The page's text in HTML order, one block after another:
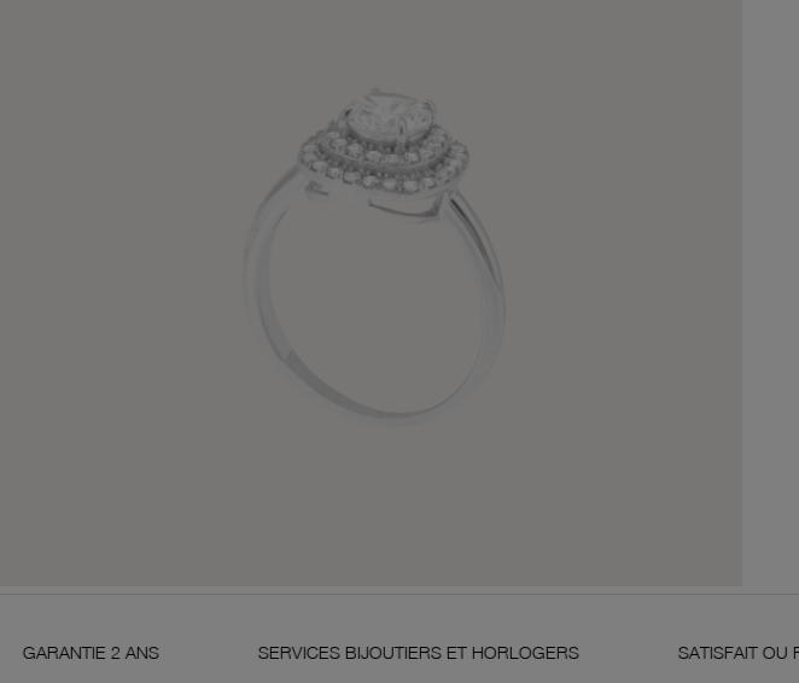
2 ANS SERVICES BIJOUTIERS ET HORLOGERS SATISFAIT OU REMBOURSÉ